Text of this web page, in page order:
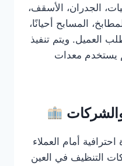
الجدران، الأسقف،
المسابح أحيانًا،
العميل. ويتم تنفيذ
يستخدم معدات
أمام العملاء
التنظيف في العين